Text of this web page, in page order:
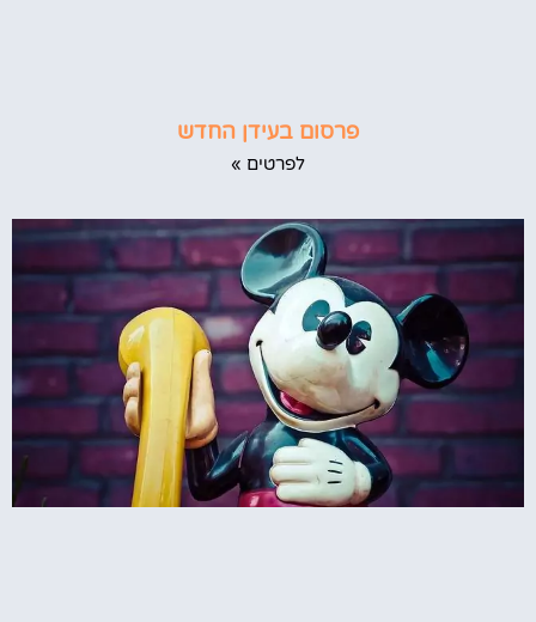
פרסום בעידן החדש
לפרטים »